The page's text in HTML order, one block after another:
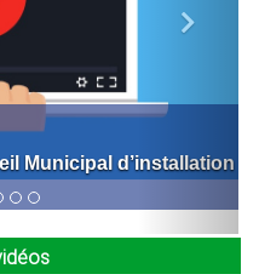
: partez en
!
d’été ? La